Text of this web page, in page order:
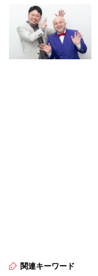
関連キーワード